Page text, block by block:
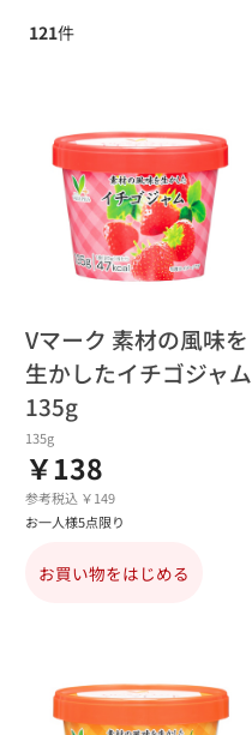
121件
Vマーク 素材の風味を
生かしたイチゴジャム
135g
135g
￥138
参考税込 ￥149
お一人様5点限り
お買い物をはじめる